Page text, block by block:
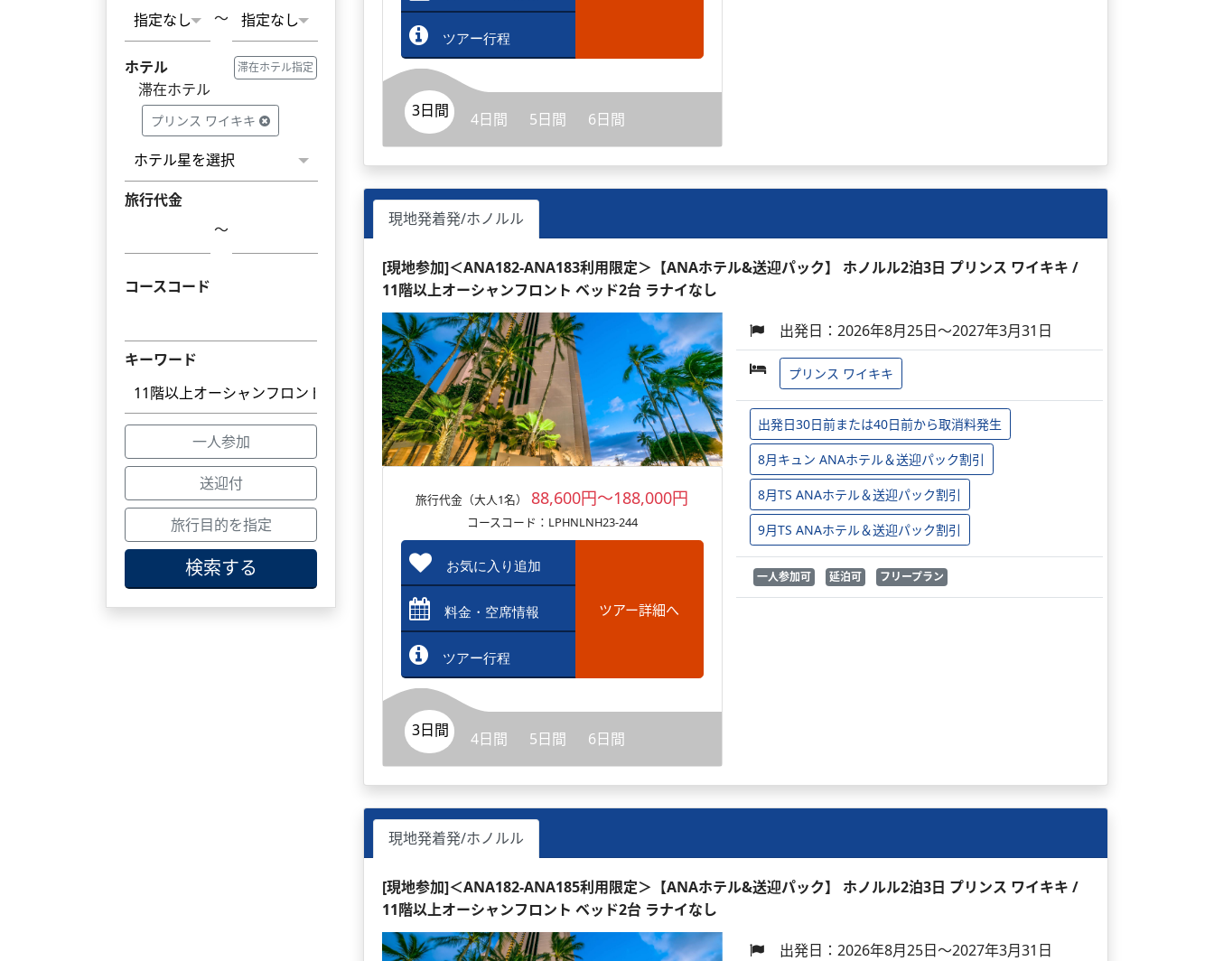
～
ホテル 滞在ホテル指定
滞在ホテル
プリンス ワイキキ
旅行代金
～
コースコード
キーワード
一人参加
送迎付
旅行目的を指定
検索する
ツアー行程
3日間 4日間 5日間 6日間
現地発着発/ホノルル
[現地参加]＜ANA182-ANA183利用限定＞【ANAホテル&送迎パック】 ホノルル2泊3日 プリンス ワイキキ /
11階以上オーシャンフロント ベッド2台 ラナイなし
旅行代金（大人1名） 88,600円～188,000円
コースコード：LPHNLNH23-244
お気に入り追加
料金・空席情報
ツアー行程
ツアー詳細へ
3日間 4日間 5日間 6日間
出発日：2026年8月25日～2027年3月31日
プリンス ワイキキ
出発日30日前または40日前から取消料発生
8月キュン ANAホテル＆送迎パック割引
8月TS ANAホテル＆送迎パック割引
9月TS ANAホテル＆送迎パック割引
一人参加可 延泊可 フリープラン
現地発着発/ホノルル
[現地参加]＜ANA182-ANA185利用限定＞【ANAホテル&送迎パック】 ホノルル2泊3日 プリンス ワイキキ /
11階以上オーシャンフロント ベッド2台 ラナイなし
出発日：2026年8月25日～2027年3月31日